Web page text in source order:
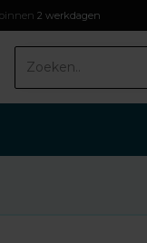
binnen 2 werkdagen